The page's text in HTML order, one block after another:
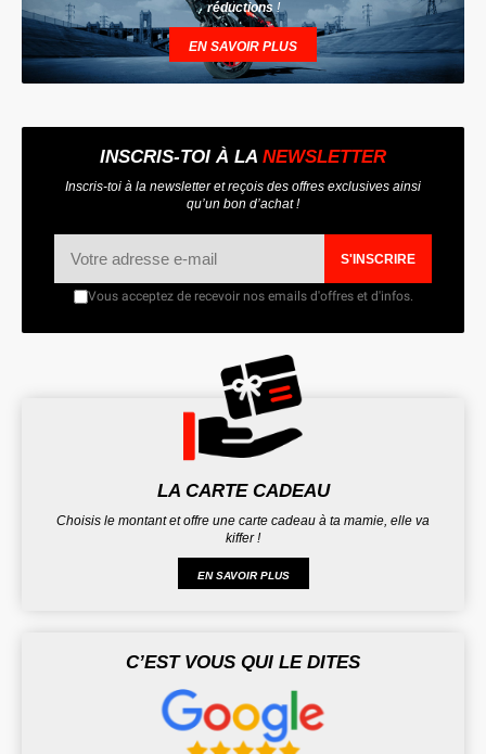
réductions !
EN SAVOIR PLUS
INSCRIS-TOI À LA NEWSLETTER
Inscris-toi à la newsletter et reçois des offres exclusives ainsi
qu’un bon d’achat !
S'INSCRIRE
Vous acceptez de recevoir nos emails d'offres et d'infos.
LA CARTE CADEAU
Choisis le montant et offre une carte cadeau à ta mamie, elle va
kiffer !
EN SAVOIR PLUS
C’EST VOUS QUI LE DITES